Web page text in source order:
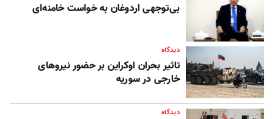
بی‌توجهی اردوغان به خواست خامنه‌ای
دیدگاه
تاثیر بحران اوکراین بر حضور نیروهای
خارجی در سوریه
دیدگاه